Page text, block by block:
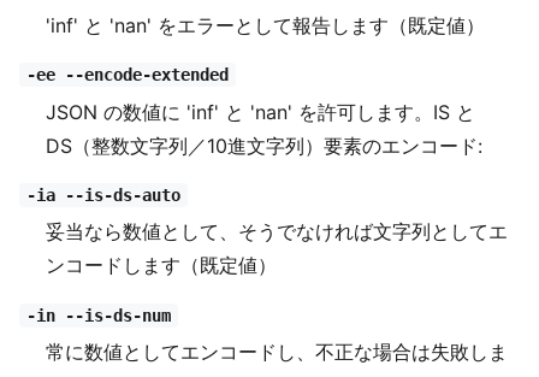
'inf' と 'nan' をエラーとして報告します（既定値）
-ee --encode-extended
JSON の数値に 'inf' と 'nan' を許可します。IS と
DS（整数文字列／10進文字列）要素のエンコード:
-ia --is-ds-auto
妥当なら数値として、そうでなければ文字列としてエ
ンコードします（既定値）
-in --is-ds-num
常に数値としてエンコードし、不正な場合は失敗しま